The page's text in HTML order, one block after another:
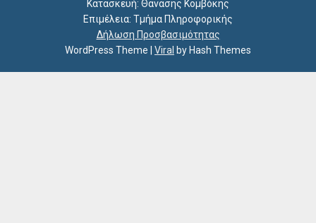
Κατασκευή: Θανάσης Κομβόκης
Επιμέλεια: Τμήμα Πληροφορικής
Δήλωση Προσβασιμότητας
WordPress Theme
Viral by Hash Themes